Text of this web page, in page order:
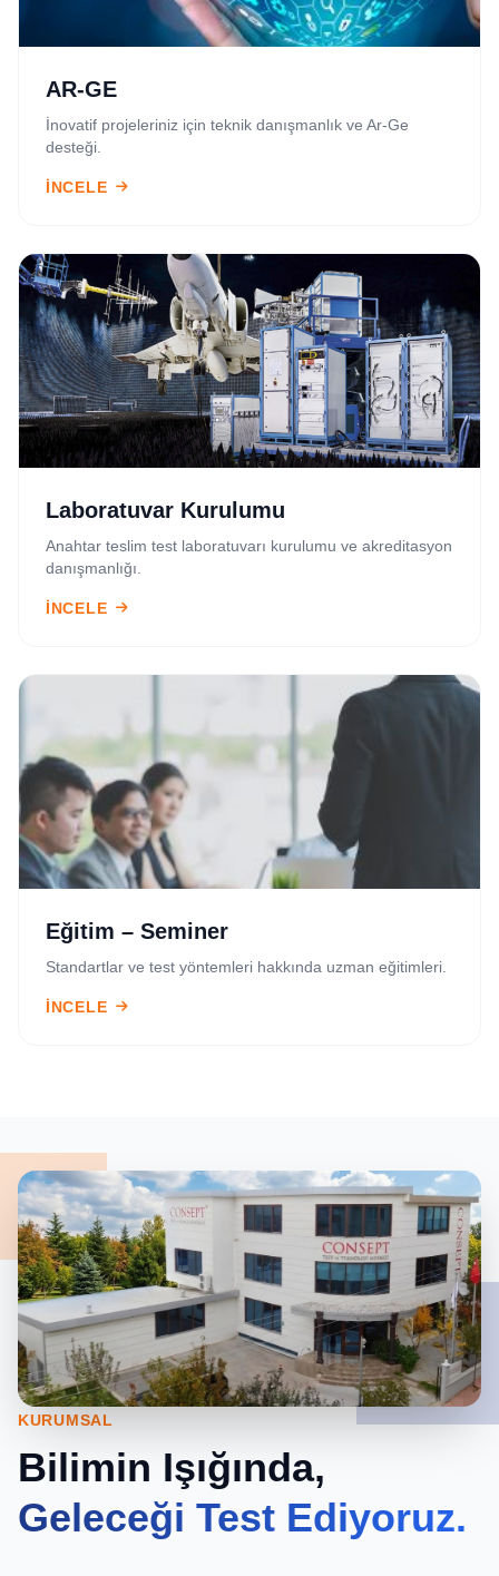
AR-GE
İnovatif projeleriniz için teknik danışmanlık ve Ar-Ge
desteği.
İNCELE
Laboratuvar Kurulumu
Anahtar teslim test laboratuvarı kurulumu ve akreditasyon
danışmanlığı.
İNCELE
Eğitim – Seminer
Standartlar ve test yöntemleri hakkında uzman eğitimleri.
İNCELE
KURUMSAL
Bilimin Işığında,
Geleceği Test Ediyoruz.